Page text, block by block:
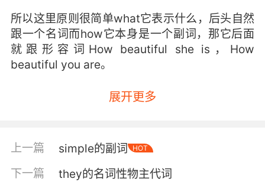
所以这里原则很简单what它表示什么，后头自然
跟一个名词而how它本身是一个副词，那它后面
就跟形容词How beautiful she is，How
beautiful you are。
展开更多
上一篇 simple的副词 HOT
下一篇 they的名词性物主代词